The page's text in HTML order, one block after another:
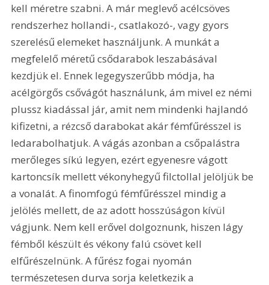
kell méretre szabni. A már meglevő acélcsöves
rendszerhez hollandi-, csatlakozó-, vagy gyors
szerelésű elemeket használjunk. A munkát a
megfelelő méretű csődarabok leszabásával
kezdjük el. Ennek legegyszerűbb módja, ha
acélgörgős csővágót használunk, ám mivel ez némi
plussz kiadással jár, amit nem mindenki hajlandó
kifizetni, a rézcső darabokat akár fémfűrésszel is
ledarabolhatjuk. A vágás azonban a csőpalástra
merőleges síkú legyen, ezért egyenesre vágott
kartoncsík mellett vékonyhegyű filctollal jelöljük be
a vonalát. A finomfogú fémfűrésszel mindig a
jelölés mellett, de az adott hosszúságon kívül
vágjunk. Nem kell erővel dolgoznunk, hiszen lágy
fémből készült és vékony falú csövet kell
elfűrészelnünk. A fűrész fogai nyomán
természetesen durva sorja keletkezik a